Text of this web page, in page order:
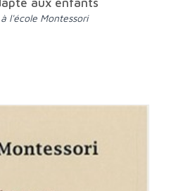
aux enfants
l'école Montessori